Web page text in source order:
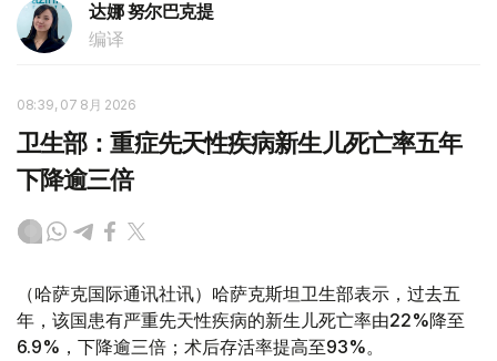
达娜 努尔巴克提
编译
08:39, 07 8月 2026
卫生部：重症先天性疾病新生儿死亡率五年
下降逾三倍
（哈萨克国际通讯社讯）哈萨克斯坦卫生部表示，过去五
年，该国患有严重先天性疾病的新生儿死亡率由22%降至
6.9%，下降逾三倍；术后存活率提高至93%。